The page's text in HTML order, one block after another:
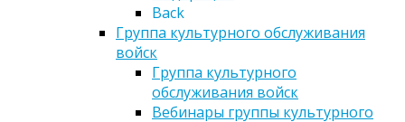
Back
Группа культурного обслуживания
войск
Группа культурного
обслуживания войск
Вебинары группы культурного